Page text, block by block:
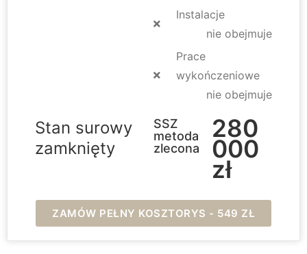
Instalacje
nie obejmuje
Prace
wykończeniowe
nie obejmuje
Stan surowy
zamknięty
SSZ
metoda
zlecona
280
000
zł
ZAMÓW PEŁNY KOSZTORYS - 549 ZŁ